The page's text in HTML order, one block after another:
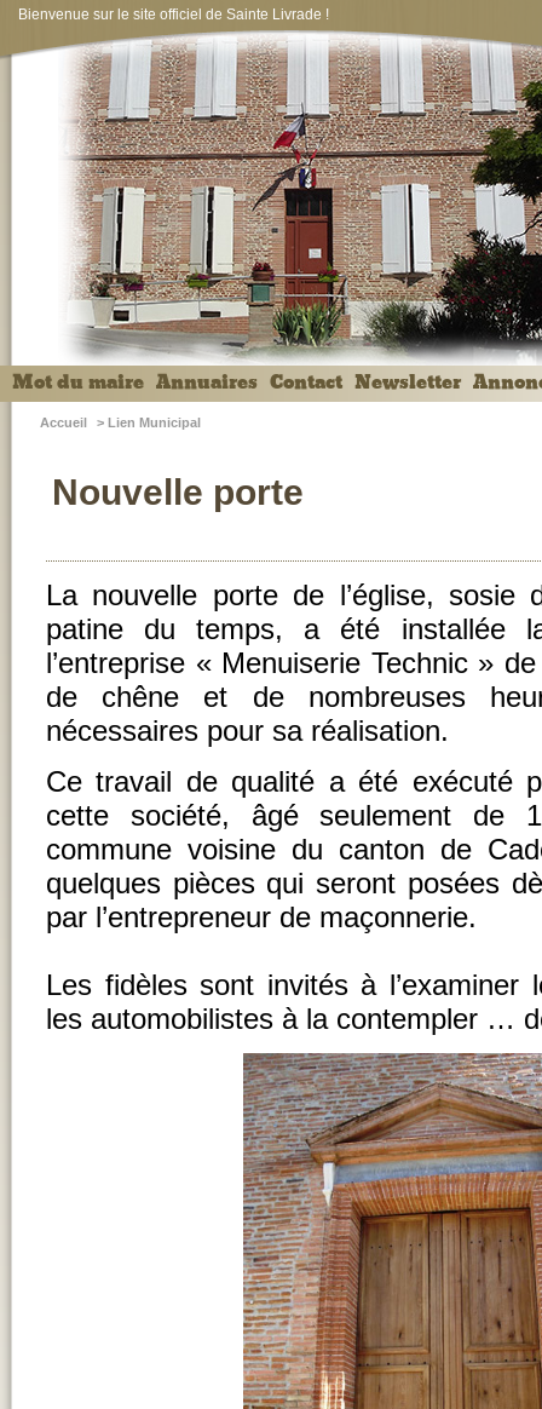
Bienvenue sur le site officiel de Sainte Livrade !
Mot du maire Annuaires Contact Newsletter
Accueil > Lien Municipal
Nouvelle porte
La nouvelle porte de l’église, sosie
patine du temps, a été installée
l’entreprise « Menuiserie Technic »
de chêne et de nombreuses
nécessaires pour sa réalisation.
Ce travail de qualité a été exécuté
cette société, âgé seulement de
commune voisine du canton de
quelques pièces qui seront posées
par l’entrepreneur de maçonnerie.
Les fidèles sont invités à
les automobilistes à la contempler …